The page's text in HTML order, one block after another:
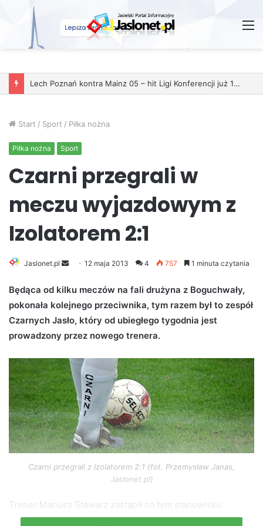
Start / Sport / Piłka nożna
Piłka nożna Sport
Czarni przegrali w
meczu wyjazdowym z
Izolatorem 2:1
Jaslonet.pl
n
d
a
n
m
a
l
12 maja 2013 4 757 1 minuta czytania
Będąca od kilku meczów na fali drużyna z Boguchwały,
pokonała kolejnego przeciwnika, tym razem był to zespół
Czarnych Jasło, który od ubiegłego tygodnia jest
prowadzony przez nowego trenera.
Czarni przegrali z Izolatorem 2:1 (fot. Przemysław Janas,
Jaslonet.pl)
Trener Mariusz Stawarz zastąpił na tym stanowisku
będącego w zespole od maja 2011 Roberta Hapa, który po